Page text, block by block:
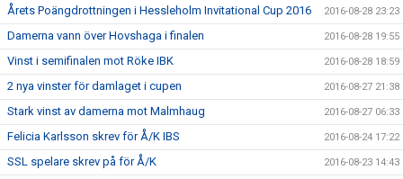
Årets Poängdrottningen i Hessleholm Invitational Cup 2016 2016-08-28 23:23
Damerna vann över Hovshaga i finalen 2016-08-28 19:55
Vinst i semifinalen mot Röke IBK 2016-08-28 18:59
2 nya vinster för damlaget i cupen 2016-08-27 21:38
Stark vinst av damerna mot Malmhaug 2016-08-27 06:33
Felicia Karlsson skrev för Å/K IBS 2016-08-24 17:22
SSL spelare skrev på för Å/K 2016-08-23 14:43